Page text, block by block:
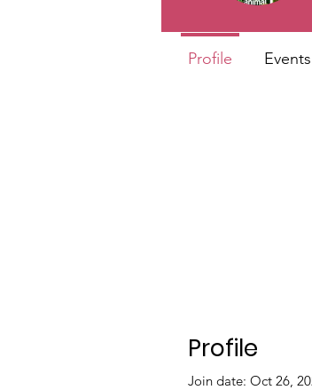
Profile
Join date: Oct 26,
Profile Events